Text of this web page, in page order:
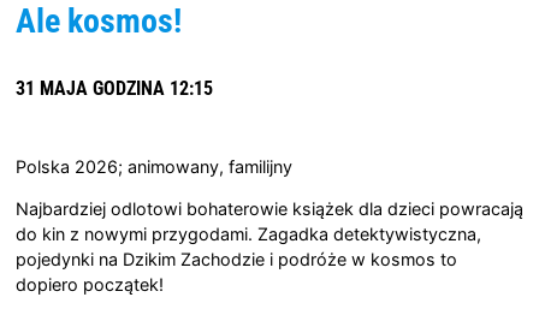
Ale kosmos!
31 MAJA GODZINA 12:15
Polska 2026; animowany, familijny
Najbardziej odlotowi bohaterowie książek dla dzieci powracają
do kin z nowymi przygodami. Zagadka detektywistyczna,
pojedynki na Dzikim Zachodzie i podróże w kosmos to
dopiero początek!